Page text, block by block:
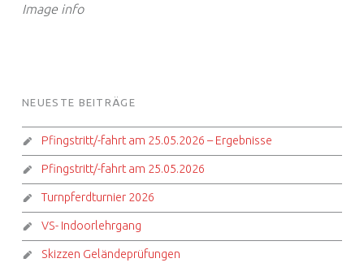
Image info
FOOTER SIDEBAR
NEUESTE BEITRÄGE
Pfingstritt/-fahrt am 25.05.2026 – Ergebnisse
Pfingstritt/-fahrt am 25.05.2026
Turnpferdturnier 2026
VS- Indoorlehrgang
Skizzen Geländeprüfungen